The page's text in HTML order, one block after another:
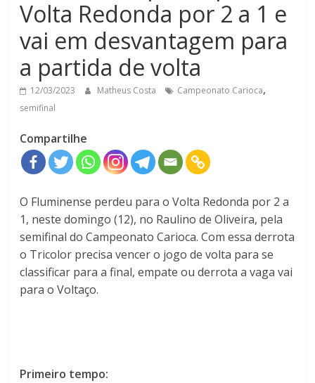
Volta Redonda por 2 a 1 e
vai em desvantagem para
a partida de volta
12/03/2023 Matheus Costa Campeonato Carioca,
semifinal
Compartilhe
O Fluminense perdeu para o Volta Redonda por 2 a
1, neste domingo (12), no Raulino de Oliveira, pela
semifinal do Campeonato Carioca. Com essa derrota
o Tricolor precisa vencer o jogo de volta para se
classificar para a final, empate ou derrota a vaga vai
para o Voltaço.
Primeiro tempo: